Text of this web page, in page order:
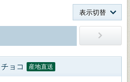
表示切替
ョコ 産地直送